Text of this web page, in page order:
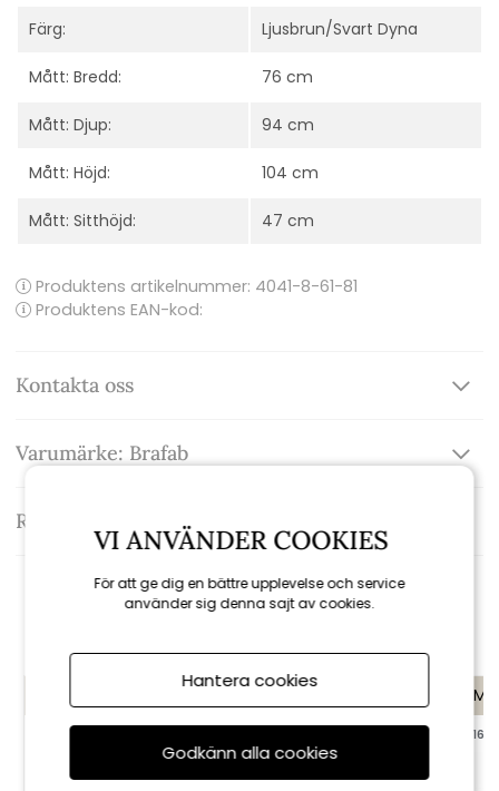
Färg: Ljusbrun/Svart Dyna
Mått: Bredd: 76 cm
Mått: Djup: 94 cm
Mått: Höjd: 104 cm
Mått: Sitthöjd: 47 cm
Produktens artikelnummer: 4041-8-61-81
Produktens EAN-kod:
Kontakta oss
Varumärke: Brafab
Recensioner
Rekommenderade tillbehör
till 16/8
VI ANVÄNDER COOKIES
För att ge dig en bättre upplevelse och service
använder sig denna sajt av cookies.
Hantera cookies
Godkänn alla cookies